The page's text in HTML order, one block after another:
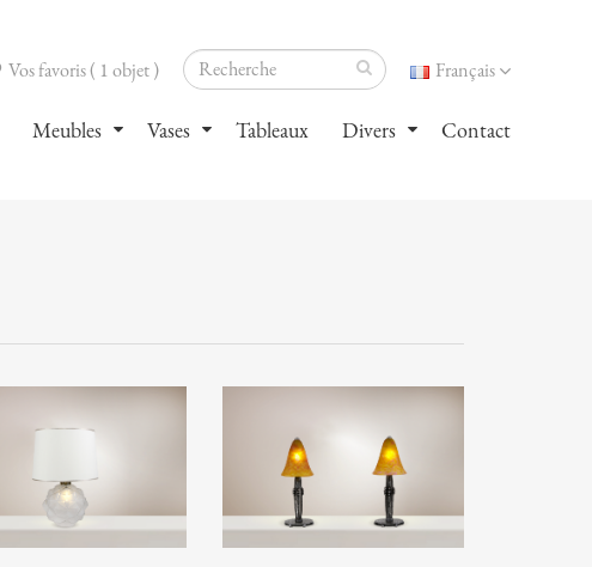
Français
Vos favoris ( 1 objet )
Meubles Vases Tableaux Divers Contact